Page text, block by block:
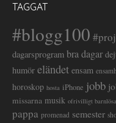
TAGGAT
#blogg100
dagarsprogram bra dagar
humör eländet ensam
horoskop hosta iPhone jobb
missarna musik ofrivilligt
pappa promenad semester